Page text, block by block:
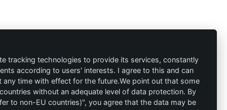
info@die-
schutzprofis.de
+49 (511) 679997-97
tracking technologies to provide its services, constantly
according to users' interests. I agree to this and can
any time with effect for the future.We point out that some
without an adequate level of data protection. By
to non-EU countries)", you agree that the data may be